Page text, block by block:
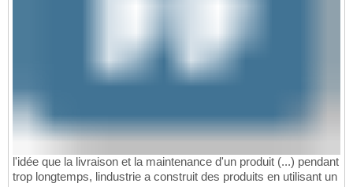
l'idée que la livraison et la maintenance d'un produit (...) pendant
trop longtemps, lindustrie a construit des produits en utilisant un